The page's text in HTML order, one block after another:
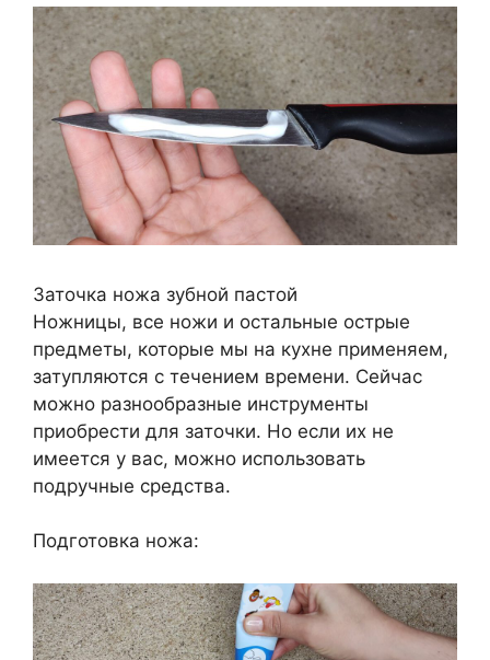
Заточка ножа зубной пастой
Ножницы, все ножи и остальные острые
предметы, которые мы на кухне применяем,
затупляются с течением времени. Сейчас
можно разнообразные инструменты
приобрести для заточки. Но если их не
имеется у вас, можно использовать
подручные средства.
Подготовка ножа: